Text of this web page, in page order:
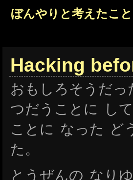
ぼんやりと考えたこと
Hacking
おもしろそうだ
つだうことに し
ことに なった ど
た。
とうぜんの なり